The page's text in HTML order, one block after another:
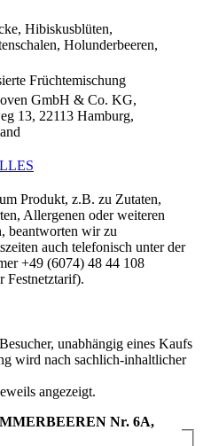
Hibiskusblüten,
Holunderbeeren,
Früchtemischung
GmbH & Co. KG,
13, 22113 Hamburg,
Produkt, z.B. zu Zutaten,
Allergenen oder weiteren
beantworten wir zu
auch telefonisch unter der
+49 (6074) 48 44 108
Festnetztarif).
unabhängig eines Kaufs
wird nach sachlich-inhaltlicher
angezeigt.
Nr. 6A,